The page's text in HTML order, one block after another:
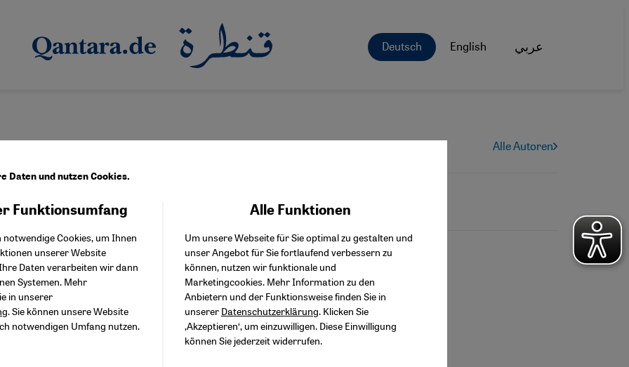
Deutsch English عربي
Alle Autoren
Daten und nutzen Cookies.
Funktionsumfang
Cookies, um Ihnen
unserer Website
Daten verarbeiten wir dann
Systemen. Mehr
in unserer
. Sie können unsere Website
notwendigen Umfang nutzen.
Alle Funktionen
Um unsere Webseite für Sie optimal zu gestalten und
unser Angebot für Sie fortlaufend verbessern zu
können, nutzen wir funktionale und
Marketingcookies. Mehr Information zu den
Anbietern und der Funktionsweise finden Sie in
unserer Datenschutzerklärung. Klicken Sie
‚Akzeptieren‘, um einzuwilligen. Diese Einwilligung
können Sie jederzeit widerrufen.
Facebook Embed / Facebook Connect
Twitter Embed
Instagram Embed
Youtube Embed
Google Maps Embed